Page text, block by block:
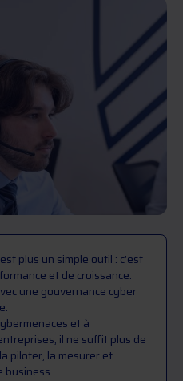
plus un simple outil : c’est
et de croissance.
une gouvernance cyber
et à
il ne suffit plus de
piloter, la mesurer et
business.